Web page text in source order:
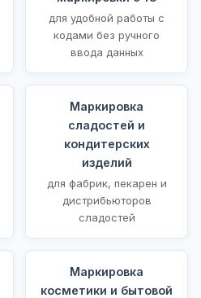
для удобной работы с
кодами без ручного
ввода данных
Маркировка
сладостей и
кондитерских
изделий
для фабрик, пекарен и
дистрибьюторов
сладостей
Маркировка
косметики и бытовой